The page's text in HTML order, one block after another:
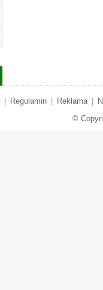
Regulamin Reklama
©